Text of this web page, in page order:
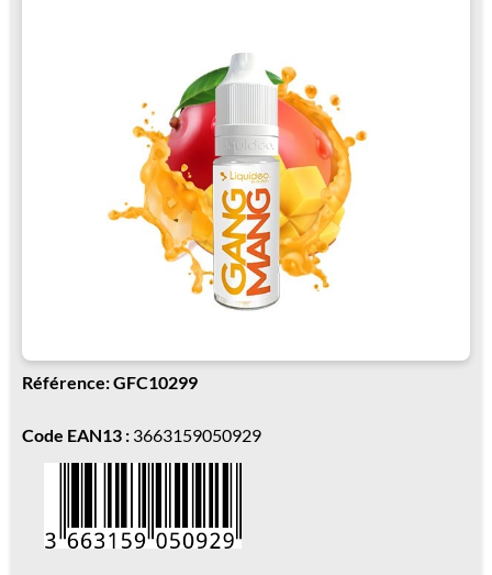
Référence: GFC10299
Code EAN13 : 3663159050929